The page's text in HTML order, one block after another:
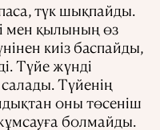
түк шықпайды.
мен қылының өз
киіз баспайды,
Түйе жүнді
салады. Түйенің
оны төсеніш
болмайды.